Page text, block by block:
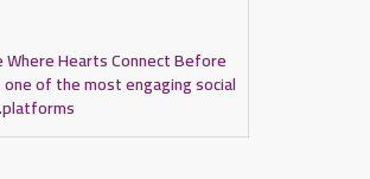
Where Hearts Connect Before
of the most engaging social
platforms...